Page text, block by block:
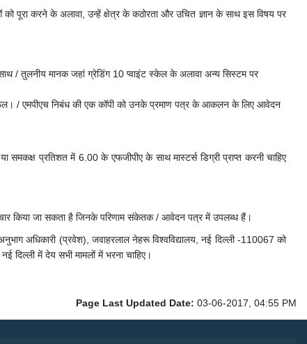
पूरा करने के अलावा, उन्हें क्षेत्र के कठोरता और उचित ज्ञान के साथ इस विषय पर
/ तुलनीय मानक जहां ग्रेडिंग 10 प्वाइंट स्केल के अलावा अन्य सिस्टम पर
/ एमपीएच निबंध की एक कॉपी को उनके प्रमाण पत्र के आकलन के लिए आवेदन
प्रतिशत में 6.00 के एफजीपीए के साथ मास्टर्स डिग्री प्राप्त करनी चाहिए
किया जा सकता है जिनके परिणाम संकेतक / आवेदन पत्र में उपलब्ध हैं।
अधिकारी (प्रवेश), जवाहरलाल नेहरू विश्वविद्यालय, नई दिल्ली -110067 को
दिल्ली में देय सभी मामलों में भरना चाहिए।
Page Last Updated Date: 03-06-2017, 04:55 PM